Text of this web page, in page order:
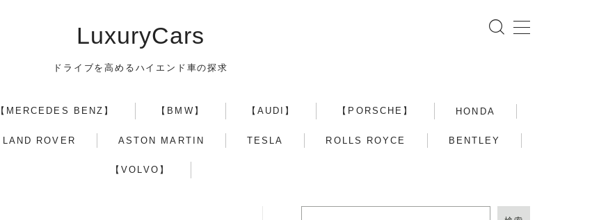
LuxuryCars
ドライブを高めるハイエンド車の探求
【MERCEDES BENZ】 【BMW】 【AUDI】 【PORSCHE】 HONDA
LAND ROVER ASTON MARTIN TESLA ROLLS ROYCE BENTLEY
【VOLVO】
【TOYOTA】